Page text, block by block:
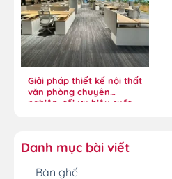
Giải pháp thiết kế nội thất
văn phòng chuyên
nghiệp, tối ưu hiệu suất
Danh mục bài viết
Bàn ghế